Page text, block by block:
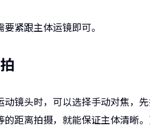
紧跟主体运镜即可。
镜头时，可以选择手动对焦，
距离拍摄，就能保证主体清晰